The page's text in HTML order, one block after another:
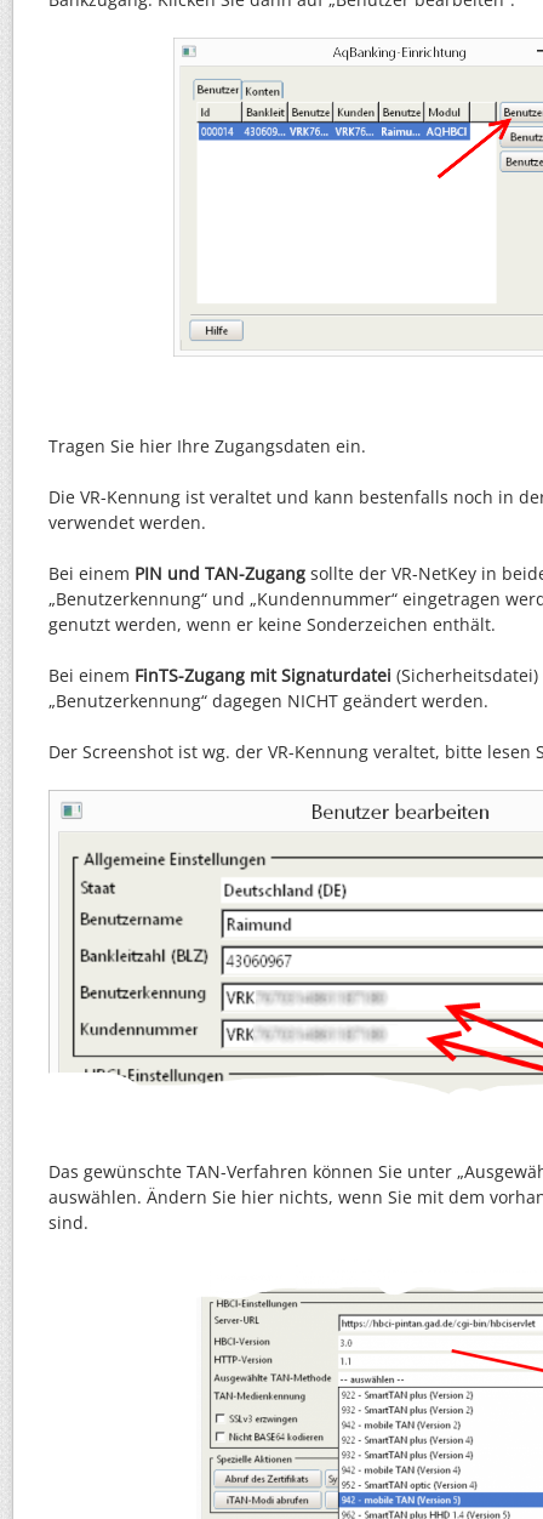
Tragen Sie hier Ihre Zugangsdaten ein.
Die VR-Kennung ist veraltet und kann bestenfalls noch in
verwendet werden.
Bei einem PIN und TAN-Zugang sollte der VR-NetKey in
„Benutzerkennung“ und „Kundennummer“ eingetragen
genutzt werden, wenn er keine Sonderzeichen enthält.
Bei einem FinTS-Zugang mit Signaturdatei
„Benutzerkennung“ dagegen NICHT geändert werden.
Der Screenshot ist wg. der VR-Kennung veraltet, bitte lesen
Das gewünschte TAN-Verfahren können Sie unter
auswählen. Ändern Sie hier nichts, wenn Sie mit dem
sind.